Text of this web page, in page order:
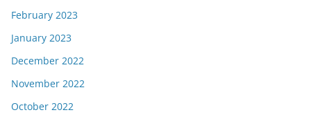
February 2023
January 2023
December 2022
November 2022
October 2022